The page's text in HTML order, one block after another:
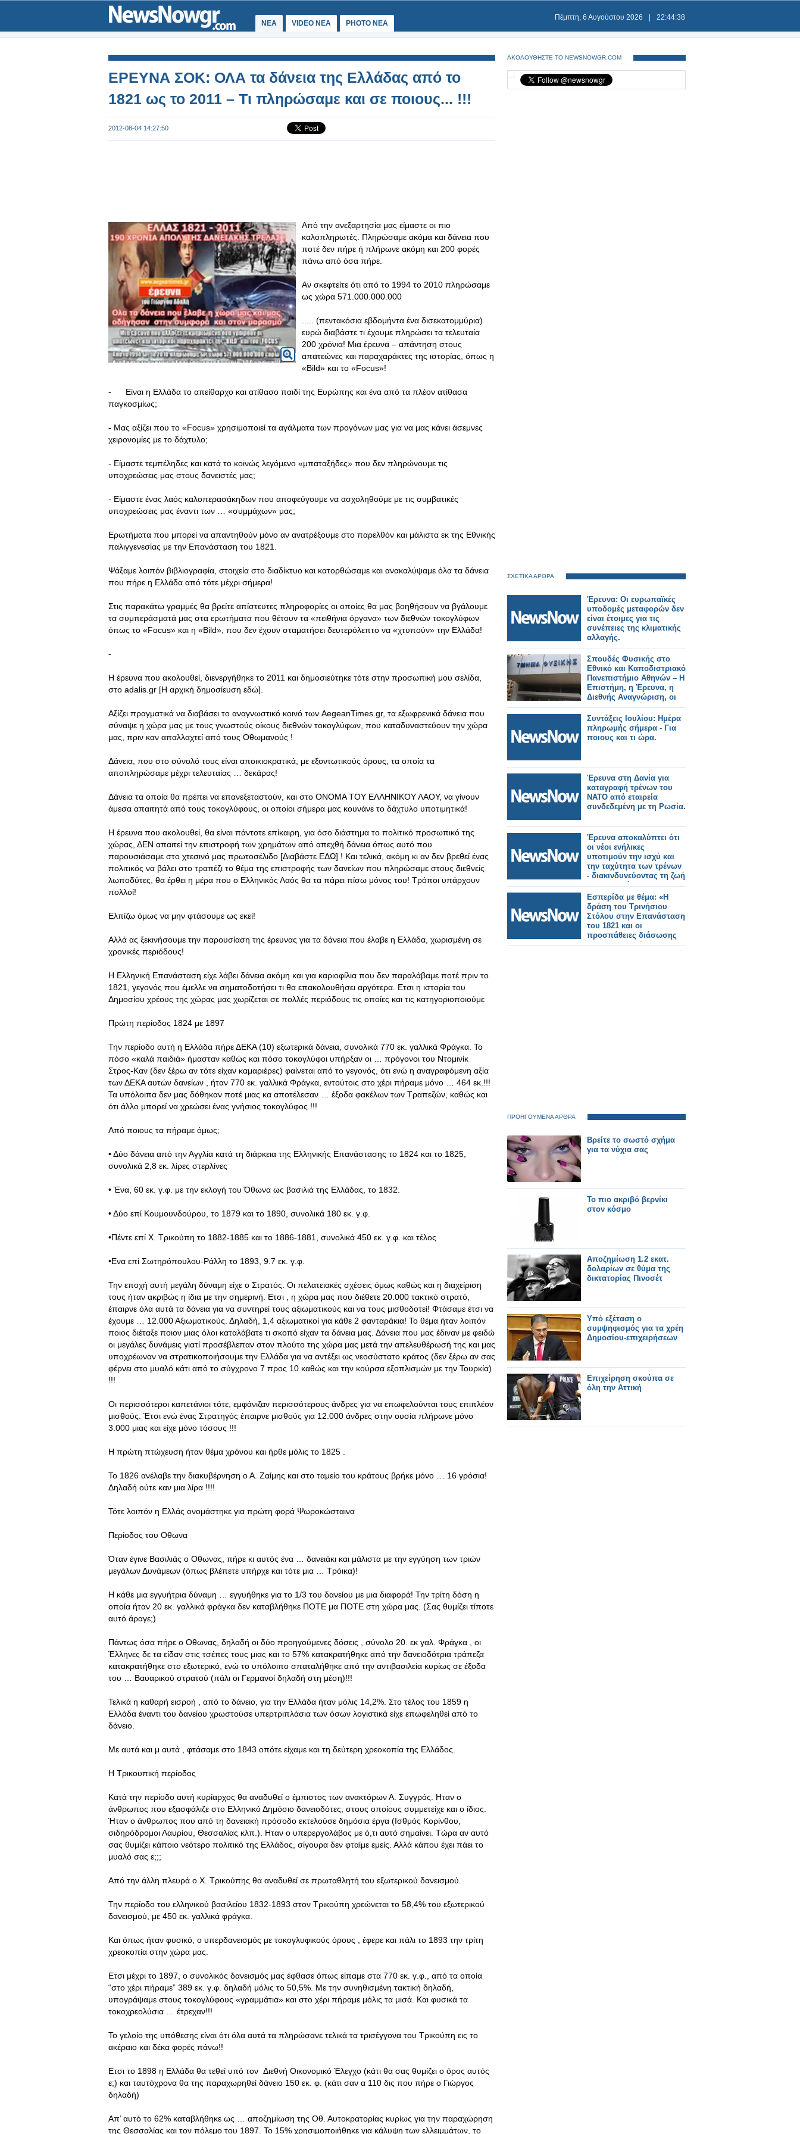
ΝΕΑ VIDEO NEA PHOTO NEA
Πέμπτη, 6 Αυγούστου 2026 22:44:39
ΕΡΕΥΝΑ ΣΟΚ: ΟΛΑ τα δάνεια της Ελλάδας από το
1821 ως το 2011 – Τι πληρώσαμε και σε ποιους... !!!
2012-08-04 14:27:50
Από την ανεξαρτησία μας είμαστε οι πιο
καλοπληρωτές. Πληρώσαμε ακόμα και δάνεια που
ποτέ δεν πήρε ή πλήρωνε ακόμη και 200 φορές
πάνω από όσα πήρε.
Αν σκεφτείτε ότι από το 1994 το 2010 πληρώσαμε
ως χώρα 571.000.000.000
..... (πεντακόσια εβδομήντα ένα δισεκατομμύρια)
ευρώ διαβάστε τι έχουμε πληρώσει τα τελευταία
200 χρόνια! Μια έρευνα – απάντηση στους
απατεώνες και παραχαράκτες της ιστορίας, όπως η
«Bild» και το «Focus»!
- Είναι η Ελλάδα το απείθαρχο και ατίθασο παιδί της Ευρώπης και ένα από τα πλέον ατίθασα
παγκοσμίως;
- Μας αξίζει που το «Focus» χρησιμοποιεί τα αγάλματα των προγόνων μας για να μας κάνει άσεμνες
χειρονομίες με το δάχτυλο;
- Είμαστε τεμπέληδες και κατά το κοινώς λεγόμενο «μπαταξήδες» που δεν πληρώνουμε τις
υποχρεώσεις μας στους δανειστές μας;
- Είμαστε ένας λαός καλοπερασάκηδων που αποφεύγουμε να ασχοληθούμε με τις συμβατικές
υποχρεώσεις μας έναντι των … «συμμάχων» μας;
Ερωτήματα που μπορεί να απαντηθούν μόνο αν ανατρέξουμε στο παρελθόν και μάλιστα εκ της Εθνικής
παλιγγενεσίας με την Επανάσταση του 1821.
Ψάξαμε λοιπόν βιβλιογραφία, στοιχεία στο διαδίκτυο και κατορθώσαμε και ανακαλύψαμε όλα τα δάνεια
που πήρε η Ελλάδα από τότε μέχρι σήμερα!
Στις παρακάτω γραμμές θα βρείτε απίστευτες πληροφορίες οι οποίες θα μας βοηθήσουν να βγάλουμε
τα συμπεράσματά μας στα ερωτήματα που θέτουν τα «πειθήνια όργανα» των διεθνών τοκογλύφων
όπως το «Focus» και η «Bild», που δεν έχουν σταματήσει δευτερόλεπτο να «χτυπούν» την Ελλάδα!
-
Η έρευνα που ακολουθεί, διενεργήθηκε το 2011 και δημοσιεύτηκε τότε στην προσωπική μου σελίδα,
στο adalis.gr [H αρχική δημοσίευση εδώ].
Αξίζει πραγματικά να διαβάσει το αναγνωστικό κοινό των AegeanTimes.gr, τα εξωφρενικά δάνεια που
σύναψε η χώρα μας με τους γνωστούς οίκους διεθνών τοκογλύφων, που καταδυναστεύουν την χώρα
μας, πριν καν απαλλαχτεί από τους Οθωμανούς !
Δάνεια, που στο σύνολό τους είναι αποικιοκρατικά, με εξοντωτικούς όρους, τα οποία τα
αποπληρώσαμε μέχρι τελευταίας … δεκάρας!
Δάνεια τα οποία θα πρέπει να επανεξεταστούν, και στο ΟΝΟΜΑ ΤΟΥ ΕΛΛΗΝΙΚΟΥ ΛΑΟΥ, να γίνουν
άμεσα απαιτητά από τους τοκογλύφους, οι οποίοι σήμερα μας κουνάνε το δάχτυλο υποτιμητικά!
Η έρευνα που ακολουθεί, θα είναι πάντοτε επίκαιρη, για όσο διάστημα το πολιτικό προσωπικό της
χώρας, ΔΕΝ απαιτεί την επιστροφή των χρημάτων από απεχθή δάνεια όπως αυτό που
παρουσιάσαμε στο χτεσινό μας πρωτοσέλιδο [Διαβάστε ΕΔΩ] ! Και τελικά, ακόμη κι αν δεν βρεθεί ένας
πολιτικός να βάλει στο τραπέζι το θέμα της επιστροφής των δανείων που πληρώσαμε στους διεθνείς
λωποδύτες, θα έρθει η μέρα που ο Ελληνικός Λαός θα τα πάρει πίσω μόνος του! Τρόποι υπάρχουν
πολλοί!
Ελπίζω όμως να μην φτάσουμε ως εκεί!
Αλλά ας ξεκινήσουμε την παρουσίαση της έρευνας για τα δάνεια που έλαβε η Ελλάδα, χωρισμένη σε
χρονικές περιόδους!
Η Ελληνική Επανάσταση είχε λάβει δάνεια ακόμη και για καριοφίλια που δεν παραλάβαμε ποτέ πριν το
1821, γεγονός που έμελλε να σηματοδοτήσει τι θα επακολουθήσει αργότερα. Ετσι η ιστορία του
Δημοσίου χρέους της χώρας μας χωρίζεται σε πολλές περιόδους τις οποίες και τις κατηγοριοποιούμε
Πρώτη περίοδος 1824 με 1897
Την περίοδο αυτή η Ελλάδα πήρε ΔΕΚΑ (10) εξωτερικά δάνεια, συνολικά 770 εκ. γαλλικά Φράγκα. Το
πόσο «καλά παιδιά» ήμασταν καθώς και πόσο τοκογλύφοι υπήρξαν οι … πρόγονοι του Ντομινίκ
Στρος-Καν (δεν ξέρω αν τότε είχαν καμαριέρες) φαίνεται από το γεγονός, ότι ενώ η αναγραφόμενη αξία
των ΔΕΚΑ αυτών δανείων , ήταν 770 εκ. γαλλικά Φράγκα, εντούτοις στο χέρι πήραμε μόνο … 464 εκ.!!!
Τα υπόλοιπα δεν μας δόθηκαν ποτέ μιας κα αποτέλεσαν … έξοδα φακέλων των Τραπεζών, καθώς και
ότι άλλο μπορεί να χρεώσει ένας γνήσιος τοκογλύφος !!!
Από ποιους τα πήραμε όμως;
• Δύο δάνεια από την Αγγλία κατά τη διάρκεια της Ελληνικής Επανάστασης το 1824 και το 1825,
συνολικά 2,8 εκ. λίρες στερλίνες
• Ένα, 60 εκ. γ.φ. με την εκλογή του Όθωνα ως βασιλιά της Ελλάδας, το 1832.
• Δύο επί Κουμουνδούρου, το 1879 και το 1890, συνολικά 180 εκ. γ.φ.
•Πέντε επί Χ. Τρικούπη το 1882-1885 και το 1886-1881, συνολικά 450 εκ. γ.φ. και τέλος
•Ενα επί Σωτηρόπουλου-Ράλλη το 1893, 9.7 εκ. γ.φ.
Την εποχή αυτή μεγάλη δύναμη είχε ο Στρατός. Οι πελατειακές σχέσεις όμως καθώς και η διαχείριση
τους ήταν ακριβώς η ίδια με την σημερινή. Ετσι , η χώρα μας που διέθετε 20.000 τακτικό στρατό,
έπαιρνε όλα αυτά τα δάνεια για να συντηρεί τους αξιωματικούς και να τους μισθοδοτεί! Φτάσαμε έτσι να
έχουμε … 12.000 Αξιωματικούς. Δηλαδή, 1,4 αξιωματικοί για κάθε 2 φανταράκια! Το θέμα ήταν λοιπόν
ποιος διέταξε ποιον μιας όλοι καταλάβατε τι σκοπό είχαν τα δάνεια μας. Δάνεια που μας έδιναν με φειδώ
οι μεγάλες δυνάμεις γιατί προσέβλεπαν στον πλούτο της χώρα μας μετά την απελευθέρωσή της και μας
υποχρέωναν να στρατικοποιήσουμε την Ελλάδα για να αντέξει ως νεοσύστατο κράτος (δεν ξέρω αν σας
φέρνει στο μυαλό κάτι από το σύγχρονο 7 προς 10 καθώς και την κούρσα εξοπλισμών με την Τουρκία)
!!!
Οι περισσότεροι καπετάνιοι τότε, εμφάνιζαν περισσότερους άνδρες για να επωφελούνται τους επιπλέον
μισθούς. Έτσι ενώ ένας Στρατηγός έπαιρνε μισθούς για 12.000 άνδρες στην ουσία πλήρωνε μόνο
3.000 μιας και είχε μόνο τόσους !!!
Η πρώτη πτώχευση ήταν θέμα χρόνου και ήρθε μόλις το 1825 .
Το 1826 ανέλαβε την διακυβέρνηση ο Α. Ζαίμης και στο ταμείο του κράτους βρήκε μόνο … 16 γρόσια!
Δηλαδή ούτε καν μια λίρα !!!!
Τότε λοιπόν η Ελλάς ονομάστηκε για πρώτη φορά Ψωροκώσταινα
Περίοδος του Οθωνα
Όταν έγινε Βασιλιάς ο Οθωνας, πήρε κι αυτός ένα … δανειάκι και μάλιστα με την εγγύηση των τριών
μεγάλων Δυνάμεων (όπως βλέπετε υπήρχε και τότε μια … Τρόικα)!
Η κάθε μια εγγυήτρια δύναμη … εγγυήθηκε για το 1/3 του δανείου με μια διαφορά! Την τρίτη δόση η
οποία ήταν 20 εκ. γαλλικά φράγκα δεν καταβλήθηκε ΠΟΤΕ μα ΠΟΤΕ στη χώρα μας. (Σας θυμίζει τίποτε
αυτό άραγε;)
Πάντως όσα πήρε ο Οθωνας, δηλαδή οι δύο προηγούμενες δόσεις , σύνολο 20. εκ γαλ. Φράγκα , οι
Έλληνες δε τα είδαν στις τσέπες τους μιας και το 57% κατακρατήθηκε από την δανειοδότρια τράπεζα
κατακρατήθηκε στο εξωτερικό, ενώ το υπόλοιπο σπαταλήθηκε από την αντιβασιλεία κυρίως σε έξοδα
του … Βαυαρικού στρατού (πάλι οι Γερμανοί δηλαδή στη μέση)!!!
Τελικά η καθαρή εισροή , από το δάνειο, για την Ελλάδα ήταν μόλις 14,2%. Στο τέλος του 1859 η
Ελλάδα έναντι του δανείου χρωστούσε υπερτριπλάσια των όσων λογιστικά είχε επωφεληθεί από το
δάνειο.
Με αυτά και μ αυτά , φτάσαμε στο 1843 οπότε είχαμε και τη δεύτερη χρεοκοπία της Ελλάδος.
Η Τρικουπική περίοδος
Κατά την περίοδο αυτή κυρίαρχος θα αναδυθεί ο έμπιστος των ανακτόρων Α. Συγγρός. Ηταν ο
άνθρωπος που εξασφάλιζε στο Ελληνικό Δημόσιο δανειοδότες, στους οποίους συμμετείχε και ο ίδιος.
Ήταν ο άνθρωπος που από τη δανειακή πρόσοδο εκτελούσε δημόσια έργα (Ισθμός Κορίνθου,
σιδηρόδρομοι Λαυρίου, Θεσσαλίας κλπ.). Ηταν ο υπερεργολάβος με ό,τι αυτό σημαίνει. Τώρα αν αυτό
σας θυμίζει κάποιο νεότερο πολιτικό της Ελλάδος, σίγουρα δεν φταίμε εμείς. Αλλά κάπου έχει πάει το
μυαλό σας ε;;;
Από την άλλη πλευρά ο Χ. Τρικούπης θα αναδυθεί σε πρωταθλητή του εξωτερικού δανεισμού.
Την περίοδο του ελληνικού βασιλείου 1832-1893 στον Τρικούπη χρεώνεται το 58,4% του εξωτερικού
δανεισμού, με 450 εκ. γαλλικά φράγκα.
Και όπως ήταν φυσικό, ο υπερδανεισμός με τοκογλυφικούς όρους , έφερε και πάλι το 1893 την τρίτη
χρεοκοπία στην χώρα μας.
Ετσι μέχρι το 1897, ο συνολικός δανεισμός μας έφθασε όπως είπαμε στα 770 εκ. γ.φ., από τα οποία
“στο χέρι πήραμε” 389 εκ. γ.φ. δηλαδή μόλις το 50,5%. Με την συνηθισμένη τακτική δηλαδή,
υπογράψαμε στους τοκογλύφους «γραμμάτια» και στο χέρι πήραμε μόλις τα μισά. Και φυσικά τα
τοκοχρεολύσια … έτρεχαν!!!
Το γελοίο της υπόθεσης είναι ότι όλα αυτά τα πληρώσανε τελικά τα τρισέγγονα του Τρικούπη εις το
ακέραιο και δέκα φορές πάνω!!
Ετσι το 1898 η Ελλάδα θα τεθεί υπό τον Διεθνή Οικονομικό Έλεγχο (κάτι θα σας θυμίζει ο όρος αυτός
ε;) και ταυτόχρονα θα της παραχωρηθεί δάνειο 150 εκ. φ. (κάτι σαν α 110 δις που πήρε ο Γιώργος
δηλαδή)
Απ’ αυτό το 62% καταβλήθηκε ως … αποζημίωση της Οθ. Αυτοκρατορίας κυρίως για την παραχώρηση
της Θεσσαλίας και τον πόλεμο του 1897. Το 15% χρησιμοποιήθηκε για κάλυψη των ελλειμμάτων, το
ΑΚΟΛΟΥΘΗΣΤΕ ΤΟ NEWSNOWGR.COM
ΣΧΕΤΙΚΑ ΑΡΘΡΑ
Έρευνα: Οι ευρωπαϊκές
υποδομές μεταφορών δεν
είναι έτοιμες για τις
συνέπειες της κλιματικής
αλλαγής.
Σπουδές Φυσικής στο
Εθνικό και Καποδιστριακό
Πανεπιστήμιο Αθηνών – Η
Επιστήμη, η Έρευνα, η
Διεθνής Αναγνώριση, οι
Επαγγελματικές
Προοπτικές
Συντάξεις Ιουλίου: Ημέρα
πληρωμής σήμερα - Για
ποιους και τι ώρα.
Έρευνα στη Δανία για
καταγραφή τρένων του
ΝΑΤΟ από εταιρεία
συνδεδεμένη με τη Ρωσία.
Έρευνα αποκαλύπτει ότι
οι νέοι ενήλικες
υποτιμούν την ισχύ και
την ταχύτητα των τρένων
- διακινδυνεύοντας τη ζωή
τους σε ισόπεδες
διαβάσεις.
Εσπερίδα με θέμα: «Η
δράση του Τρινήσιου
Στόλου στην Επανάσταση
του 1821 και οι
προσπάθειες διάσωσης
του Μεσολογγίου».
ΠΡΟΗΓΟΥΜΕΝΑ ΑΡΘΡΑ
Βρείτε το σωστό σχήμα
για τα νύχια σας
Το πιο ακριβό βερνίκι
στον κόσμο
Αποζημίωση 1.2 εκατ.
δολαρίων σε θύμα της
δικτατορίας Πινοσέτ
Υπό εξέταση ο
συμψηφισμός για τα χρέη
Δημοσίου-επιχειρήσεων
Επιχείρηση σκούπα σε
όλη την Αττική